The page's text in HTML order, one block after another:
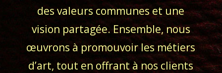
des valeurs communes et une
vision partagée. Ensemble, nous
œuvrons à promouvoir les métiers
d’art, tout en offrant à nos clients